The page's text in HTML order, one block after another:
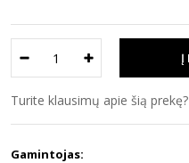
Turite klausimų apie šią prekę?
Gamintojas: